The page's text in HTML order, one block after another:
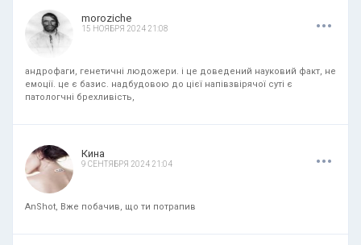
moroziche
15 НОЯБРЯ 2024 21:08 ...
андрофаги, генетичні людожери. і це доведений науковий факт, не
емоції. це є базис. надбудовою до цієї напівзвірячої суті є
патологчні брехливість,
Кина
9 СЕНТЯБРЯ 2024 21:04 ...
AnShot, Вже побачив, що ти потрапив